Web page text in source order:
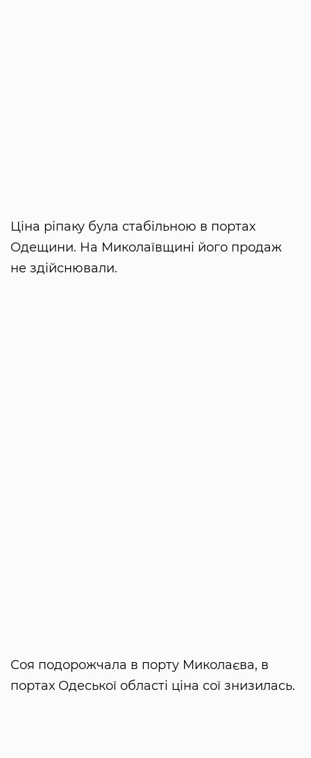
Ціна ріпаку була стабільною в портах
Одещини. На Миколаївщині його продаж
не здійснювали.
Соя подорожчала в порту Миколаєва, в
портах Одеської області ціна сої знизилась.